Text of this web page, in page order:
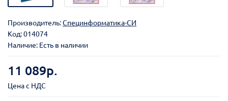
Производитель:Специнформатика-СИ
Код:014074
Наличие: Есть в наличии
11 089р.
Цена с НДС